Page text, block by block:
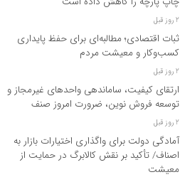
2 روز قبل
ثبات اقتصادی؛ مطالبه‌ای برای حفظ پایداری
کسب‌وکار و معیشت مردم
2 روز قبل
ارتقای کیفیت، ساماندهی واحدهای غیرمجاز و
توسعه فروش نوین، ضرورت امروز صنف
2 روز قبل
آمادگی دولت برای واگذاری اختیارات بازار به
اصناف/ تأکید بر نقش کالابرگ در حمایت از
معیشت